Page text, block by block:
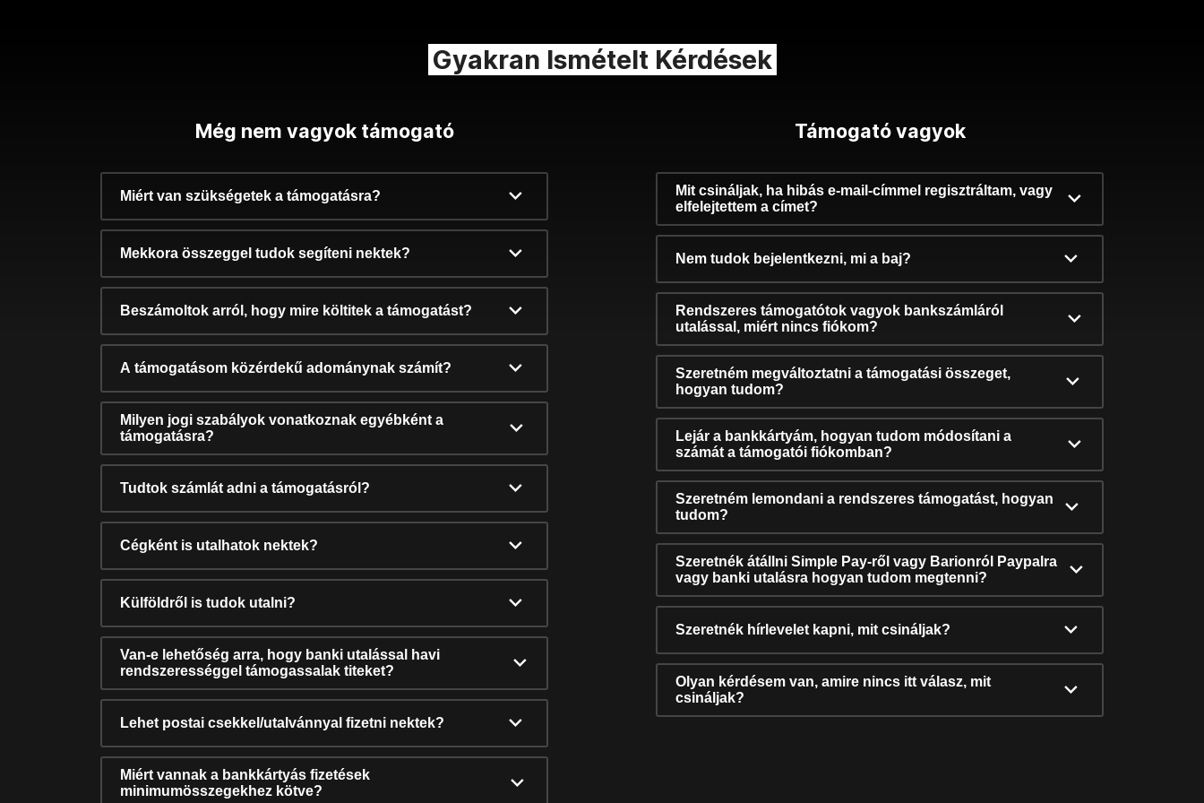
Gyakran Ismételt Kérdések
Még nem vagyok támogató
Miért van szükségetek a támogatásra?
Mekkora összeggel tudok segíteni nektek?
Beszámoltok arról, hogy mire költitek a támogatást?
A támogatásom közérdekű adománynak számít?
Milyen jogi szabályok vonatkoznak egyébként a
támogatásra?
Tudtok számlát adni a támogatásról?
Cégként is utalhatok nektek?
Külföldről is tudok utalni?
Van-e lehetőség arra, hogy banki utalással havi
rendszerességgel támogassalak titeket?
Lehet postai csekkel/utalvánnyal fizetni nektek?
Miért vannak a bankkártyás fizetések
minimumösszegekhez kötve?
Támogató vagyok
Mit csináljak, ha hibás e-mail-címmel regisztráltam, vagy
elfelejtettem a címet?
Nem tudok bejelentkezni, mi a baj?
Rendszeres támogatótok vagyok bankszámláról
utalással, miért nincs fiókom?
Szeretném megváltoztatni a támogatási összeget,
hogyan tudom?
Lejár a bankkártyám, hogyan tudom módosítani a
számát a támogatói fiókomban?
Szeretném lemondani a rendszeres támogatást, hogyan
tudom?
Szeretnék átállni Simple Pay-ről vagy Barionról Paypalra
vagy banki utalásra hogyan tudom megtenni?
Szeretnék hírlevelet kapni, mit csináljak?
Olyan kérdésem van, amire nincs itt válasz, mit
csináljak?